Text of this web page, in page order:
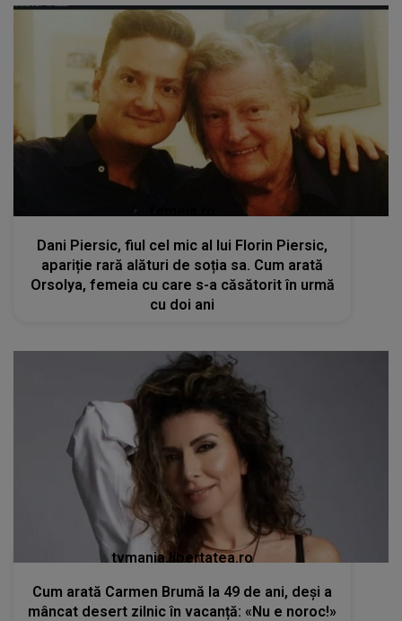
Dani Piersic, fiul cel mic al lui Florin Piersic,
apariție rară alături de soția sa. Cum arată
Orsolya, femeia cu care s-a căsătorit în urmă
cu doi ani
tvmania.libertatea.ro
Cum arată Carmen Brumă la 49 de ani, deși a
mâncat desert zilnic în vacanță: «Nu e noroc!»